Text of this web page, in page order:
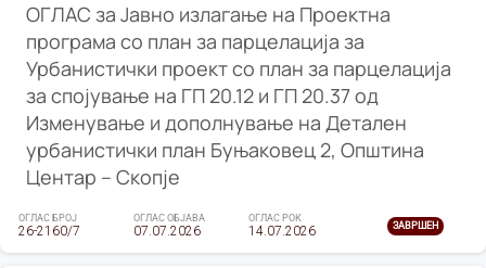
ОГЛАС за Јавно излагање на Проектна
програма со план за парцелација за
Урбанистички проект со план за парцелација
за спојување на ГП 20.12 и ГП 20.37 од
Изменување и дополнување на Детален
урбанистички план Буњаковец 2, Општина
Центар – Скопје
ОГЛАС БРОЈ
26-2160/7
ОГЛАС ОБЈАВА
07.07.2026
ОГЛАС РОК
14.07.2026 ЗАВРШЕН